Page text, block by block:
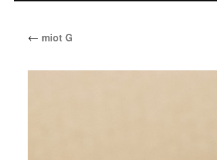
← miot G